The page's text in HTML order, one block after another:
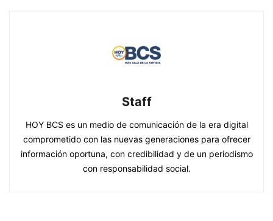
Staff
HOY BCS es un medio de comunicación de la era digital
comprometido con las nuevas generaciones para ofrecer
información oportuna, con credibilidad y de un periodismo
con responsabilidad social.